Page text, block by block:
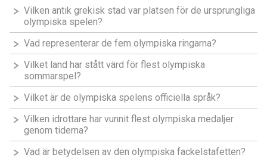
Vilken antik grekisk stad var platsen för de ursprungliga
olympiska spelen?
Vad representerar de fem olympiska ringarna?
Vilket land har stått värd för flest olympiska
sommarspel?
Vilket är de olympiska spelens officiella språk?
Vilken idrottare har vunnit flest olympiska medaljer
genom tiderna?
Vad är betydelsen av den olympiska fackelstafetten?